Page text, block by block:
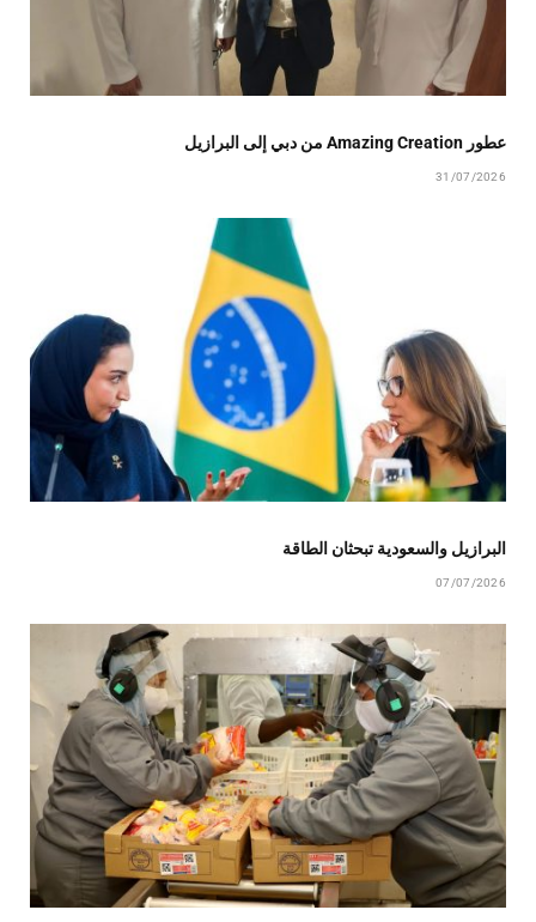
عطور Amazing Creation من دبي إلى البرازيل
31/07/2026
البرازيل والسعودية تبحثان الطاقة
07/07/2026